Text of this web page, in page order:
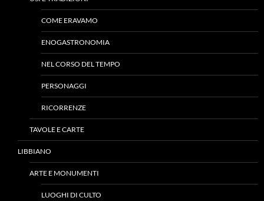
COME ERAVAMO
ENOGASTRONOMIA
NEL CORSO DEL TEMPO
PERSONAGGI
RICORRENZE
TAVOLE E CARTE
LIBBIANO
ARTE E MONUMENTI
LUOGHI DI CULTO